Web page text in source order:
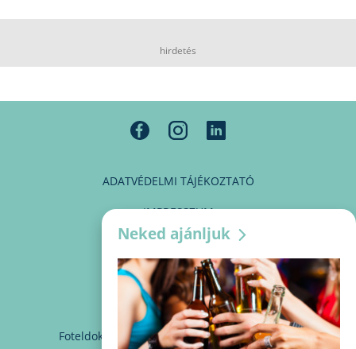
hirdetés
ADATVÉDELMI TÁJÉKOZTATÓ
IMPRESSZUM
MÉDIAAJÁNLAT
PARTNEREINK
KAPCSOLAT
Foteldoki info@foteldoki.hu Süti beállítások
Neked ajánljuk